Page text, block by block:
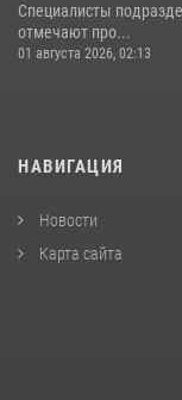
Специалисты
отмечают про...
01 августа 2026, 02:13
НАВИГАЦИЯ
Новости
Карта сайта